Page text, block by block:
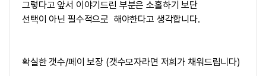
그렇다고 앞서 이야기드린 부분은 소홀하기 보단
선택이 아닌 필수적으로 해야한다고 생각합니다.
확실한 갯수/페이 보장 (갯수모자라면 저희가 채워드립니다)